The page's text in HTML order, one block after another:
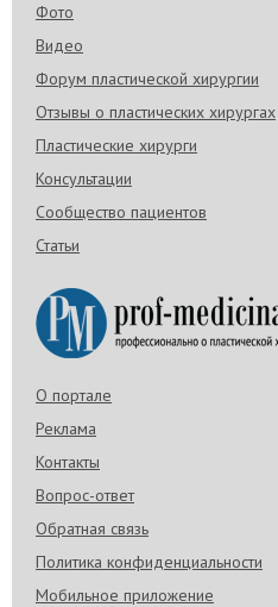
Фото
Видео
Форум пластической хирургии
Отзывы о пластических хирургах
Пластические хирурги
Консультации
Сообщество пациентов
Статьи
О портале
Реклама
Контакты
Вопрос-ответ
Обратная связь
Политика конфиденциальности
Мобильное приложение